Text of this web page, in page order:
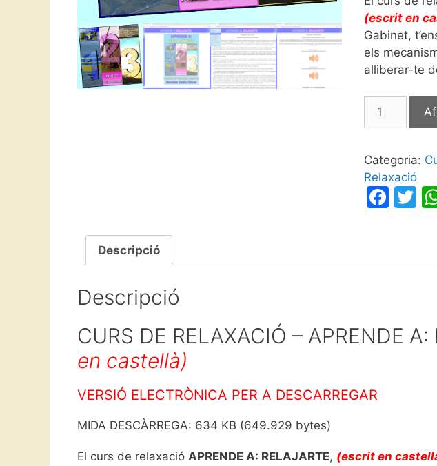
(escrit en
Gabinet,
els
alliberar-te
quantitat
de
Relaxació
Categoria:
Relaxació
F
e
o
k
T
er
Descripció
Descripció
CURS DE RELAXACIÓ – APRENDE A:
en castellà)
VERSIÓ ELECTRÒNICA PER A DESCARREGAR
MIDA DESCÀRREGA: 634 KB (649.929 bytes)
El curs de relaxació APRENDE A: RELAJARTE, (escrit en